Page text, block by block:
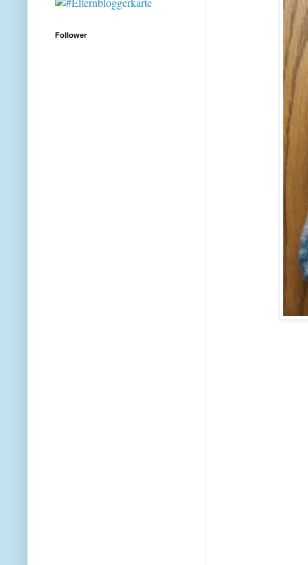
Follower